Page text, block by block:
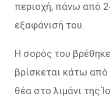
περιοχή, πάνω από
εξαφάνισή του.
Η σορός του
βρίσκεται κάτω
θέα στο λιμάνι της